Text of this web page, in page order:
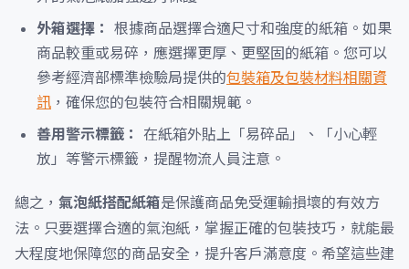
外箱選擇： 根據商品選擇合適尺寸和強度的紙箱。如果
商品較重或易碎，應選擇更厚、更堅固的紙箱。您可以
參考經濟部標準檢驗局提供的包裝箱及包裝材料相關資
訊 ，確保您的包裝符合相關規範。
善用警示標籤： 在紙箱外貼上「易碎品」、「小心輕
放」等警示標籤，提醒物流人員注意。
總之， 氣泡紙搭配紙箱是保護商品免受運輸損壞的有效方
法。只要選擇合適的氣泡紙，掌握正確的包裝技巧，就能最
大程度地保障您的商品安全，提升客戶滿意度。希望這些建